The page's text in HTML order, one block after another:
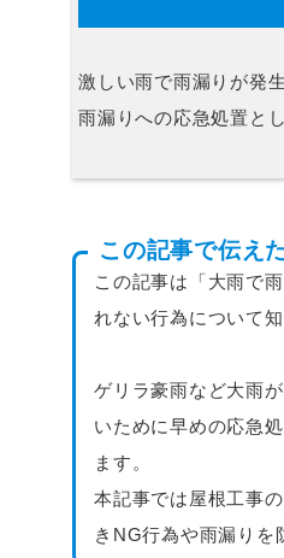
激しい雨で雨漏りが発
雨漏りへの応急処置と
この記事で伝え
この記事は「大雨で
れない行為について
ゲリラ豪雨など大雨
いために早めの応急
ます。
本記事では屋根工事
きNG行為や雨漏りを